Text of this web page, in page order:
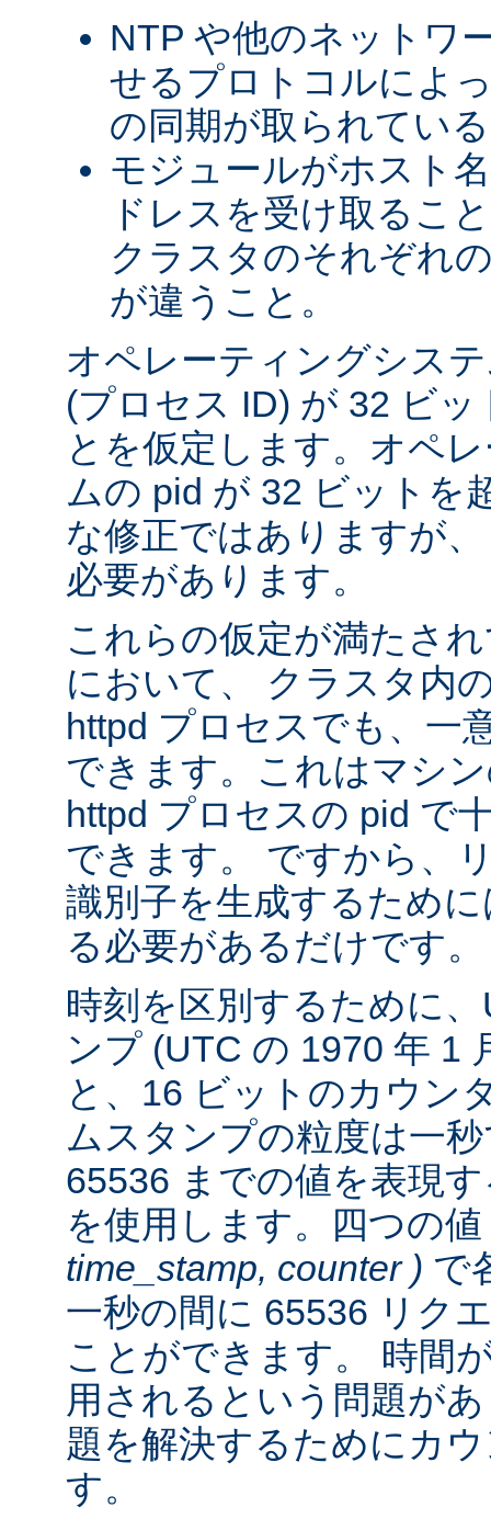
NTP や他のネットワ
せるプロトコルによ
の同期が取られてい
モジュールがホスト
ドレスを受け取るこ
クラスタのそれぞれ
が違うこと。
オペレーティングシス
(プロセス ID) が 32 ビ
とを仮定します。オペ
ムの pid が 32 ビットを
な修正ではありますが
必要があります。
これらの仮定が満たさ
において、 クラスタ内
httpd プロセスでも、一
できます。これはマシ
httpd プロセスの pid で
できます。 ですから、
識別子を生成するため
る必要があるだけです。
時刻を区別するために
ンプ (UTC の 1970 年 1
と、16 ビットのカウン
ムスタンプの粒度は一
65536 までの値を表現
を使用します。四つの値
time_stamp, counter ) で
一秒の間に 65536 リク
ことができます。 時間
用されるという問題が
題を解決するためにカ
す。